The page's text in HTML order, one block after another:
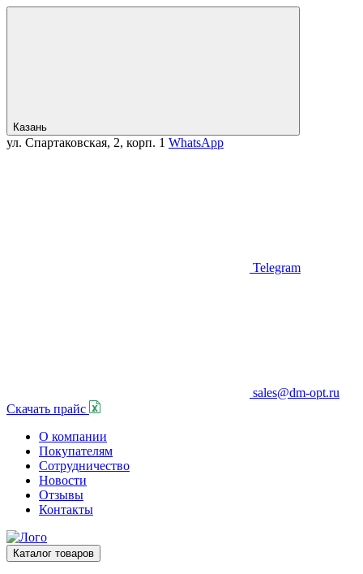
Казань
ул. Спартаковская, 2, корп. 1 WhatsApp
Telegram
sales@dm-opt.ru
Скачать прайс
О компании
Покупателям
Сотрудничество
Новости
Отзывы
Контакты
Каталог товаров